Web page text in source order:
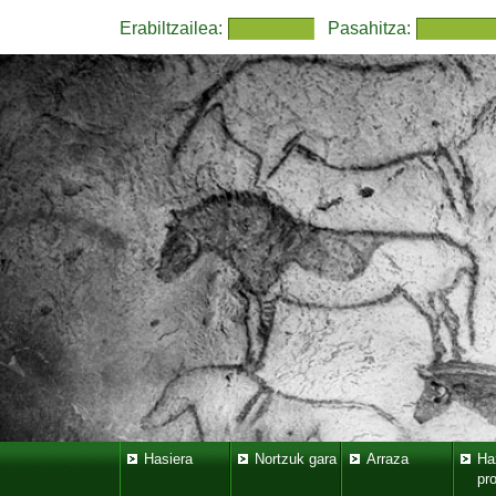
Erabiltzailea: Pasahitza:
Hasiera Nortzuk gara Arraza